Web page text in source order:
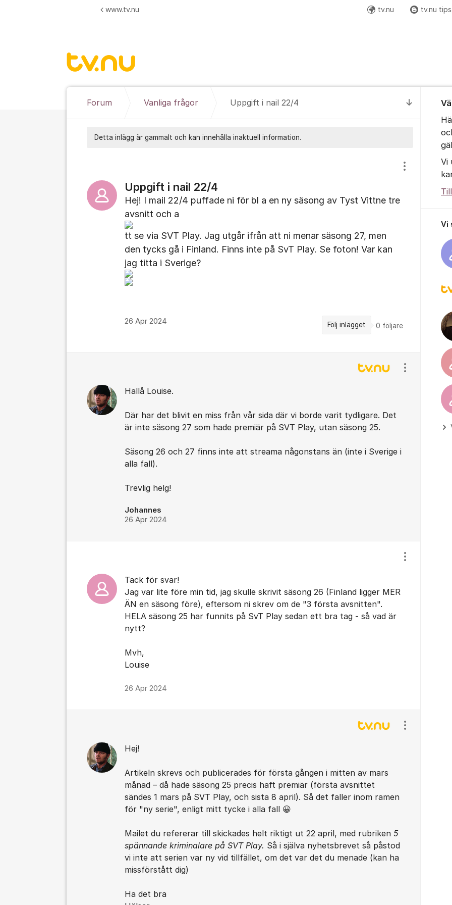
www.tv.nu tv.nu tv.nu
Till
Forum Vanliga frågor Uppgift i nail 22/4
Detta inlägg är gammalt och kan innehålla inaktuell information.
Uppgift i nail 22/4
Visa/dölj
Hej! I mail 22/4 puffade ni för bl a en ny säsong av Tyst Vittne tre
avsnitt och a
tt se via SVT Play. Jag utgår ifrån att ni menar säsong 27, men
den tycks gå i Finland. Finns inte på SvT Play. Se foton! Var kan
jag titta i Sverige?
26 Apr 2024 Följ inlägget 0 följare
Hallå Louise.
Där har det blivit en miss från vår sida där vi borde varit tydligare. Det
är inte säsong 27 som hade premiär på SVT Play, utan säsong 25.
Säsong 26 och 27 finns inte att streama någonstans än (inte i Sverige i
alla fall).
Trevlig helg!
Johannes
26 Apr 2024
Visa/dölj
Tack för svar!
Jag var lite före min tid, jag skulle skrivit säsong 26 (Finland ligger MER
ÄN en säsong före), eftersom ni skrev om de "3 första avsnitten".
HELA säsong 25 har funnits på SvT Play sedan ett bra tag - så vad är
nytt?
Mvh,
Louise
26 Apr 2024
Visa/dölj
Hej!
Artikeln skrevs och publicerades för första gången i mitten av mars
månad – då hade säsong 25 precis haft premiär (första avsnittet
sändes 1 mars på SVT Play, och sista 8 april). Så det faller inom ramen
för "ny serie", enligt mitt tycke i alla fall 😀
Mailet du refererar till skickades helt riktigt ut 22 april, med rubriken 5
spännande kriminalare på SVT Play. Så i själva nyhetsbrevet så påstod
vi inte att serien var ny vid tillfället, om det var det du menade (kan ha
missförstått dig)
Ha det bra
Visa/dölj
Vi
Vi